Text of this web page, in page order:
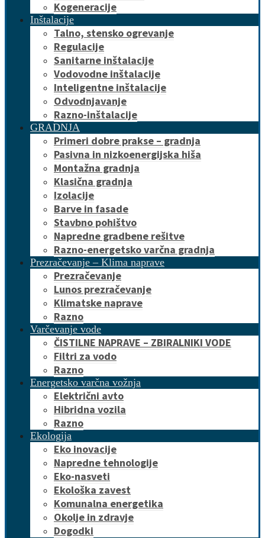
Kogeneracije
Inštalacije
Talno, stensko ogrevanje
Regulacije
Sanitarne inštalacije
Vodovodne inštalacije
Inteligentne inštalacije
Odvodnjavanje
Razno-inštalacije
GRADNJA
Primeri dobre prakse – gradnja
Pasivna in nizkoenergijska hiša
Montažna gradnja
Klasična gradnja
Izolacije
Barve in fasade
Stavbno pohištvo
Napredne gradbene rešitve
Razno-energetsko varčna gradnja
Prezračevanje – Klima naprave
Prezračevanje
Lunos prezračevanje
Klimatske naprave
Razno
Varčevanje vode
ČISTILNE NAPRAVE – ZBIRALNIKI VODE
Filtri za vodo
Razno
Energetsko varčna vožnja
Električni avto
Hibridna vozila
Razno
Ekologija
Eko inovacije
Napredne tehnologije
Eko-nasveti
Ekološka zavest
Komunalna energetika
Okolje in zdravje
Dogodki